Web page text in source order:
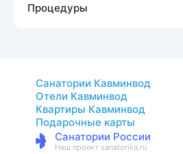
Процедуры
Санатории Кавминвод
Отели Кавминвод
Квартиры Кавминвод
Подарочные карты
Санатории России
Наш проект sanatorika.ru